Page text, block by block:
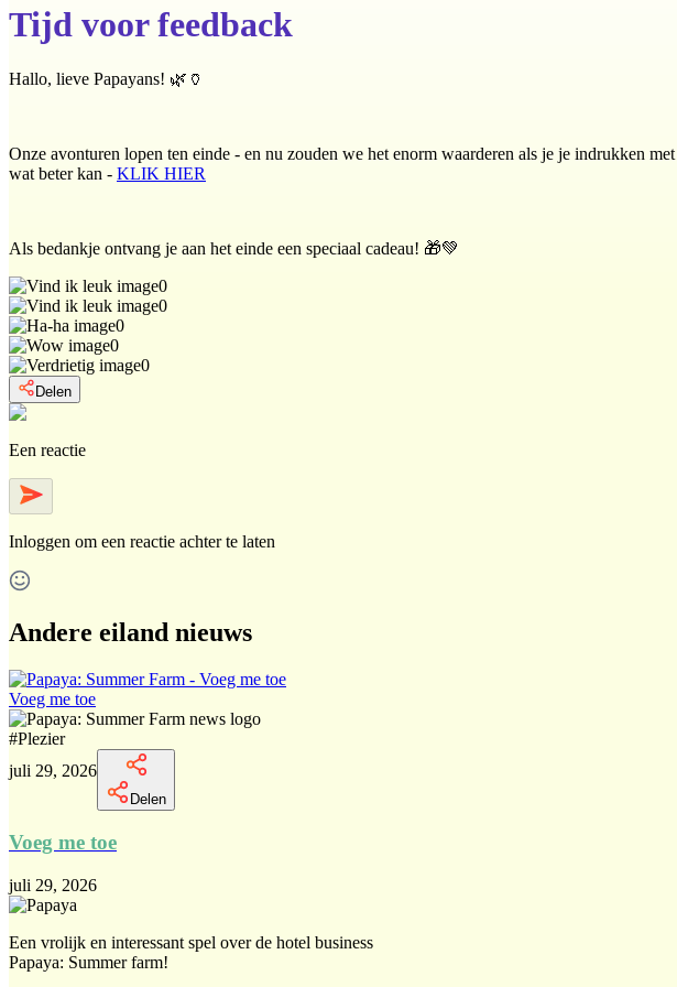
Tijd voor feedback
Hallo, lieve Papayans! 🌿🏺
Onze avonturen lopen ten einde - en nu zouden we het enorm waarderen als je je indrukken
wat beter kan - KLIK HIER
Als bedankje ontvang je aan het einde een speciaal cadeau! 🎁💚
0
0
0
0
0
Delen
Een reactie
Inloggen om een reactie achter te laten
Andere eiland nieuws
Voeg me toe
#Plezier
juli 29, 2026
Delen
Voeg me toe
juli 29, 2026
Een vrolijk en interessant spel over de hotel business
Papaya: Summer farm!